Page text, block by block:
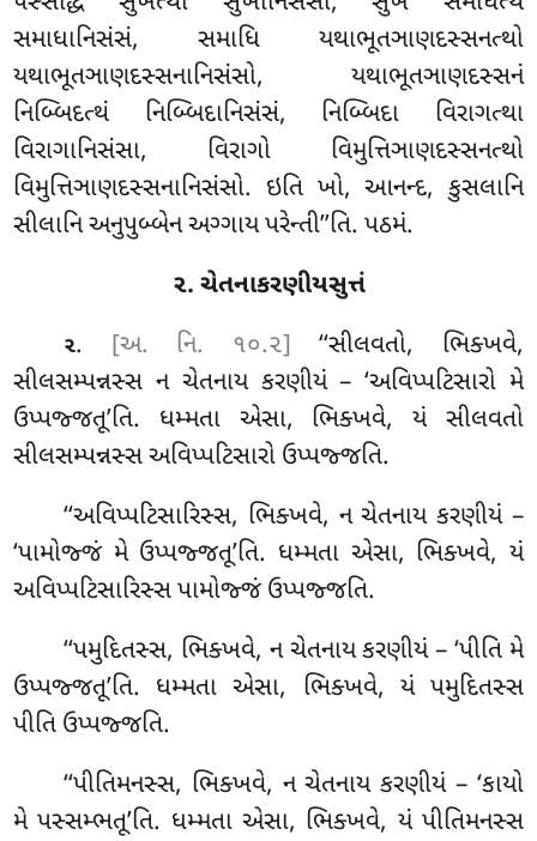
સમાધાનિસંસં, સમાધિ યથાભૂતઞાણદસ્સનત્થો
યથાભૂતઞાણદસ્સનાનિસંસો, યથાભૂતઞાણદસ્સનં
નિબ્બિદત્થં નિબ્બિદાનિસંસં, નિબ્બિદા વિરાગત્થા
વિરાગાનિસંસા, વિરાગો વિમુત્તિઞાણદસ્સનત્થો
વિમુત્તિઞાણદસ્સનાનિસંસો. ઇતિ ખો, આનન્દ, કુસલાનિ
સીલાનિ અનુપુબ્બેન અગ્ગાય પરેન્તી’’તિ. પઠમં.
૨. ચેતનાકરણીયસુત્તં
૨. [અ. નિ. ૧૦.૨] ‘‘સીલવતો, ભિક્ખવે,
સીલસમ્પન્નસ્સ ન ચેતનાય કરણીયં – ‘અવિપ્પટિસારો મે
ઉપ્પજ્જતૂ’તિ. ધમ્મતા એસા, ભિક્ખવે, યં સીલવતો
સીલસમ્પન્નસ્સ અવિપ્પટિસારો ઉપ્પજ્જતિ.
‘‘અવિપ્પટિસારિસ્સ, ભિક્ખવે, ન ચેતનાય કરણીયં –
‘પામોજ્જં મે ઉપ્પજ્જતૂ’તિ. ધમ્મતા એસા, ભિક્ખવે, યં
અવિપ્પટિસારિસ્સ પામોજ્જં ઉપ્પજ્જતિ.
‘‘પમુદિતસ્સ, ભિક્ખવે, ન ચેતનાય કરણીયં – ‘પીતિ મે
ઉપ્પજ્જતૂ’તિ. ધમ્મતા એસા, ભિક્ખવે, યં પમુદિતસ્સ
પીતિ ઉપ્પજ્જતિ.
‘‘પીતિમનસ્સ, ભિક્ખવે, ન ચેતનાય કરણીયં – ‘કાયો
મેપસ્સમ્ભતૂ’તિ. ધમ્મતા એસા, ભિક્ખવે, યં પીતિમનસ્સ